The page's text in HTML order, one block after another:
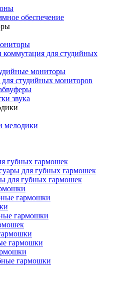
обеспечение
коммутация для студийных
мониторы
студийных мониторов
звука
мелодики
губных гармошек
для губных гармошек
для губных гармошек
гармошки
гармошки
гармошки
гармошки